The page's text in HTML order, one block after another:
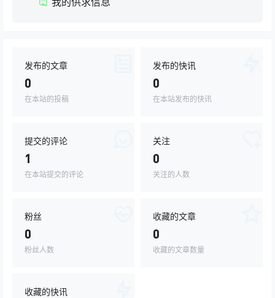
发布的文章
0
在本站的投稿
发布的快讯
0
在本站发布的快讯
提交的评论
1
在本站提交的评论
关注
0
关注的人数
粉丝
0
粉丝人数
收藏的文章
0
收藏的文章数量
收藏的快讯